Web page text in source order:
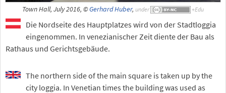
Town Hall, July 2016, ©Gerhard Huber, under
Die Nordseite des Hauptplatzes wird von der Stadtloggia
eingenommen. In venezianischer Zeit diente der Bau als
Rathaus und Gerichtsgebäude.
The northern side of the main square is taken up by the
city loggia. In Venetian times the building was used as